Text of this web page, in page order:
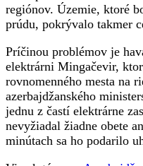
regiónov. Územie, ktoré
prúdu, pokrývalo takmer
Príčinou problémov je
elektrárni Mingačevir,
rovnomenného mesta na
azerbajdžanského
jednu z častí elektrárne
nevyžiadal žiadne obete
minútach sa ho podarilo